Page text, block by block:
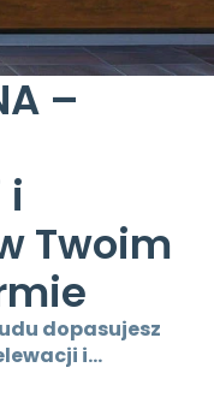
–
i
Twoim
dopasujesz
i…